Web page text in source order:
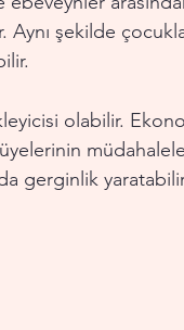
Aynı şekilde
olabilir.
gerginlik yaratabilir